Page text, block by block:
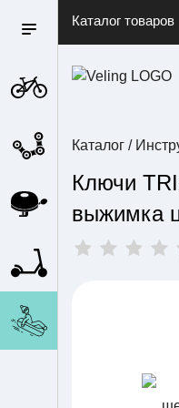
Каталог товаров
Каталог /
Ключи
выжимка